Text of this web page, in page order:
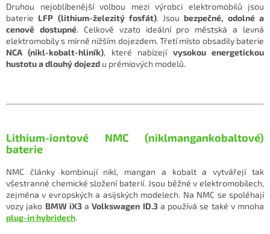
Druhou nejoblíbenější volbou mezi výrobci elektromobilů jsou
baterie LFP (lithium-železitý fosfát). Jsoubezpečné, odolné a
cenově dostupné. Celkově vzato ideální pro městská a levná
elektromobily s mírně nižším dojezdem. Třetí místo obsadily baterie
NCA (nikl-kobalt-hliník), které nabízejí vysokou energetickou
hustotu a dlouhý dojezd u prémiových modelů.
Lithium-iontové NMC (niklmangankobaltové)
baterie
NMC články kombinují nikl, mangan a kobalt a vytvářejí tak
všestranné chemické složení baterií. Jsou běžné v elektromobilech,
zejména v evropských a asijských modelech. Na NMC se spoléhají
vozy jako BMW iX3aVolkswagen ID.3a používá se také v mnoha
plug-in hybridech.